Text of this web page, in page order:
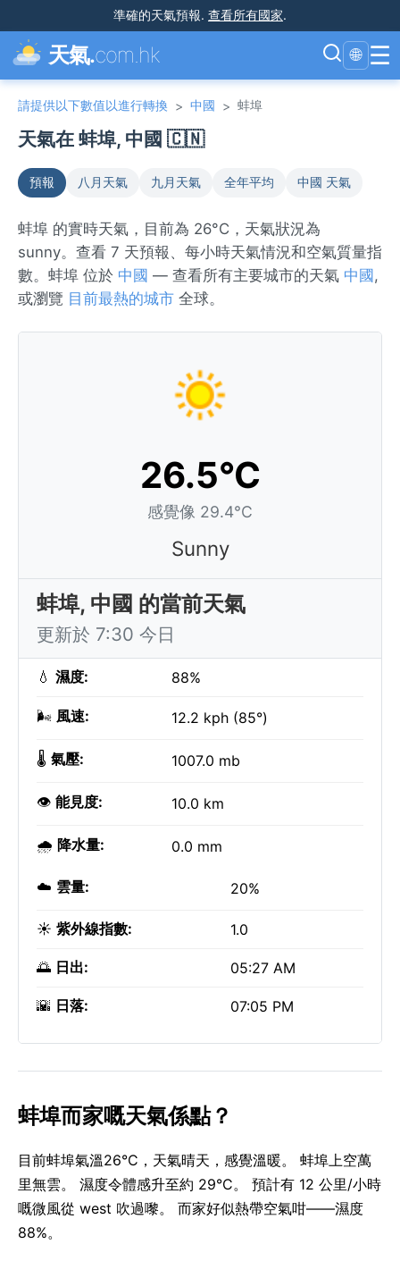
準確的天氣預報. 查看所有國家.
天氣.com.hk 🌐 ☰
請提供以下數值以進行轉換 > 中國 > 蚌埠
天氣在 蚌埠, 中國 🇨🇳
預報 八月天氣 九月天氣 全年平均 中國 天氣
蚌埠 的實時天氣，目前為 26°C，天氣狀況為
sunny。查看 7 天預報、每小時天氣情況和空氣質量指
數。蚌埠 位於 中國 — 查看所有主要城市的天氣 中國 ,
或瀏覽 目前最熱的城市 全球。
26.5°C
感覺像 29.4°C
Sunny
蚌埠, 中國 的當前天氣
更新於 7:30 今日
💧 濕度: 88%
🌬️ 風速: 12.2 kph (85°)
🌡️ 氣壓: 1007.0 mb
👁️ 能見度: 10.0 km
🌧️ 降水量: 0.0 mm
☁️ 雲量: 20%
☀️ 紫外線指數: 1.0
🌅 日出: 05:27 AM
🌇 日落: 07:05 PM
蚌埠而家嘅天氣係點？
目前蚌埠氣溫26°C，天氣晴天，感覺溫暖。 蚌埠上空萬
里無雲。 濕度令體感升至約 29°C。 預計有 12 公里/小時
嘅微風從 west 吹過嚟。 而家好似熱帶空氣咁——濕度
88%。